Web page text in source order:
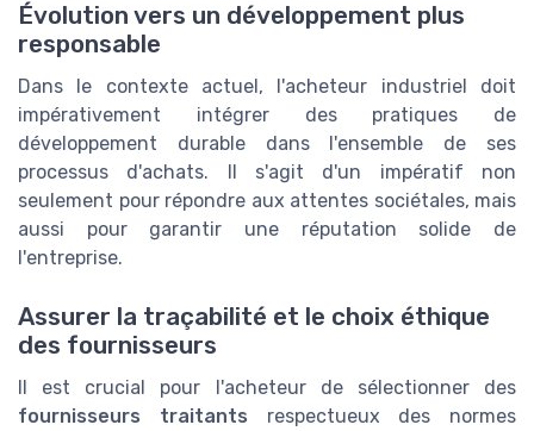
Évolution vers un développement plus
responsable
Dans le contexte actuel, l'acheteur industriel doit
impérativement intégrer des pratiques de
développement durable dans l'ensemble de ses
processus d'achats. Il s'agit d'un impératif non
seulement pour répondre aux attentes sociétales, mais
aussi pour garantir une réputation solide de
l'entreprise.
Assurer la traçabilité et le choix éthique
des fournisseurs
Il est crucial pour l'acheteur de sélectionner des
fournisseurs traitants respectueux des normes